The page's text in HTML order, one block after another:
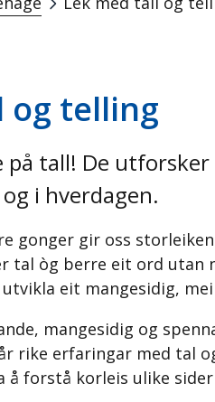
og telling
på tall! De
i hverdagen.
gonger gir oss
tal òg berre eit ord
eit mangesidig,
mangesidig og
rike erfaringar med tal
forstå korleis ulike